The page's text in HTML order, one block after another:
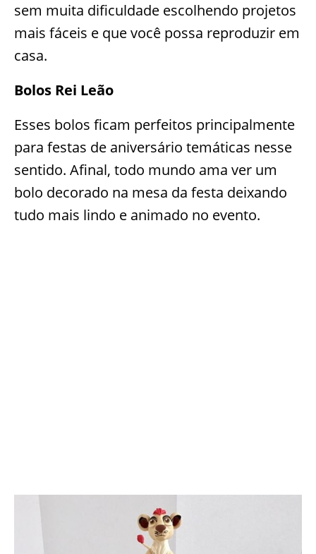
sem muita dificuldade escolhendo projetos
mais fáceis e que você possa reproduzir em
casa.
Bolos Rei Leão
Esses bolos ficam perfeitos principalmente
para festas de aniversário temáticas nesse
sentido. Afinal, todo mundo ama ver um
bolo decorado na mesa da festa deixando
tudo mais lindo e animado no evento.